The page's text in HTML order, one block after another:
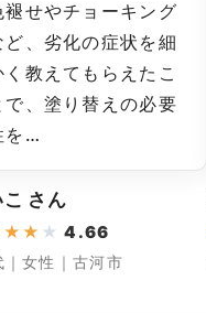
褪せやチョーキング
ど、劣化の症状を細
く教えてもらえたこ
で、塗り替えの必要
を…
こ さん
★ ★ ★ 4.66
女性｜古河市